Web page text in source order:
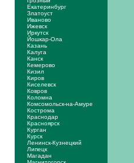
Екатеринбург
Златоуст
Иваново
Ижевск
Иркутск
Йошкар-Ола
Казань
Калуга
Канск
Кемерово
Кизил
Киров
Киселевск
Ковров
Коломна
Комсомольск-на-Амуре
Кострома
Краснодар
Красноярск
Курган
Курск
Ленинск-Кузнецкий
Липецк
Магадан